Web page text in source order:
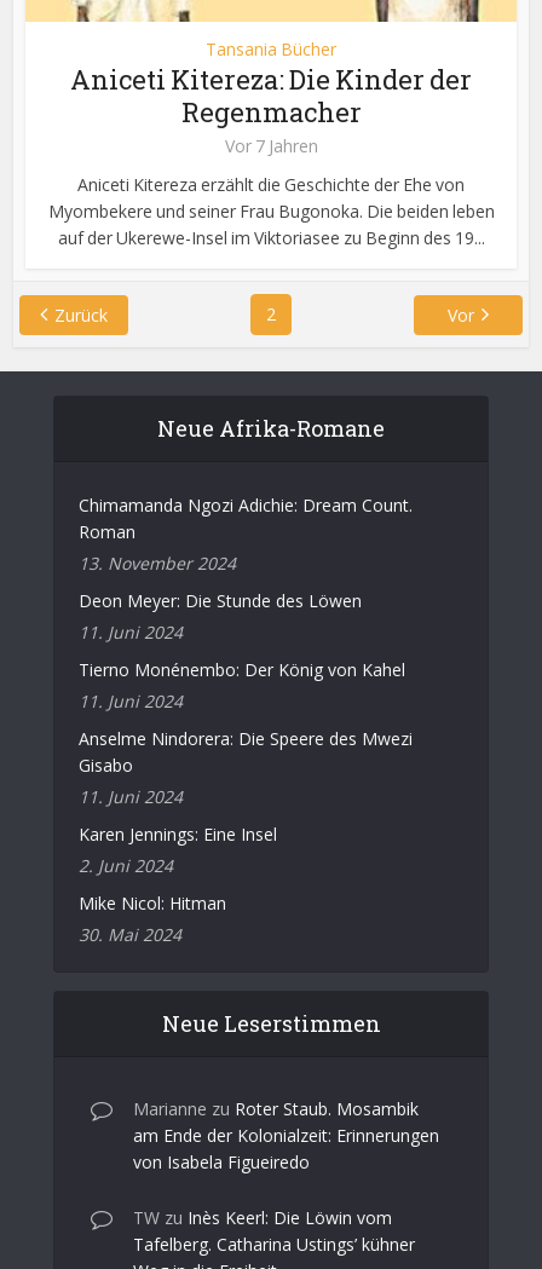
Tansania Bücher
Aniceti Kitereza: Die Kinder der
Regenmacher
Vor 7 Jahren
Aniceti Kitereza erzählt die Geschichte der Ehe von
Myombekere und seiner Frau Bugonoka. Die beiden leben
auf der Ukerewe-Insel im Viktoriasee zu Beginn des 19...
Zurück 2 Vor
Neue Afrika-Romane
Chimamanda Ngozi Adichie: Dream Count.
Roman
13. November 2024
Deon Meyer: Die Stunde des Löwen
11. Juni 2024
Tierno Monénembo: Der König von Kahel
11. Juni 2024
Anselme Nindorera: Die Speere des Mwezi
Gisabo
11. Juni 2024
Karen Jennings: Eine Insel
2. Juni 2024
Mike Nicol: Hitman
30. Mai 2024
Neue Leserstimmen
Marianne zu Roter Staub. Mosambik
am Ende der Kolonialzeit: Erinnerungen
von Isabela Figueiredo
TW zu Inès Keerl: Die Löwin vom
Tafelberg. Catharina Ustings’ kühner